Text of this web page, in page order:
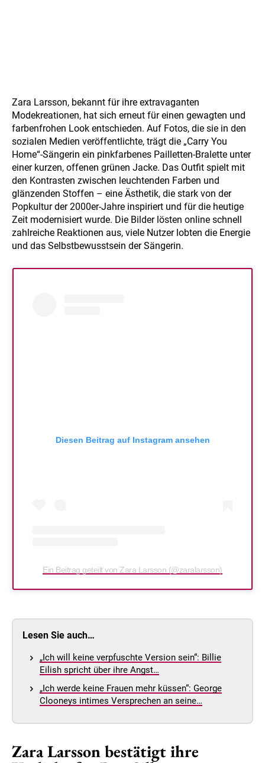
Zara Larsson, bekannt für ihre extravaganten
Modekreationen, hat sich erneut für einen gewagten und
farbenfrohen Look entschieden. Auf Fotos, die sie in den
sozialen Medien veröffentlichte, trägt die „Carry You
Home“-Sängerin ein pinkfarbenes Pailletten-Bralette unter
einer kurzen, offenen grünen Jacke. Das Outfit spielt mit
den Kontrasten zwischen leuchtenden Farben und
glänzenden Stoffen – eine Ästhetik, die stark von der
Popkultur der 2000er-Jahre inspiriert und für die heutige
Zeit modernisiert wurde. Die Bilder lösten online schnell
zahlreiche Reaktionen aus, viele Nutzer lobten die Energie
und das Selbstbewusstsein der Sängerin.
Diesen Beitrag auf Instagram ansehen
Ein Beitrag geteilt von Zara Larsson (@zaralarsson)
Lesen Sie auch…
„Ich will keine verpfuschte Version sein“: Billie
Eilish spricht über ihre Angst…
„Ich werde keine Frauen mehr küssen“: George
Clooneys intimes Versprechen an seine…
Zara Larsson bestätigt ihre